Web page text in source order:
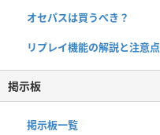
オセパスは買うべき？
リプレイ機能の解説と注意点
掲示板
掲示板一覧